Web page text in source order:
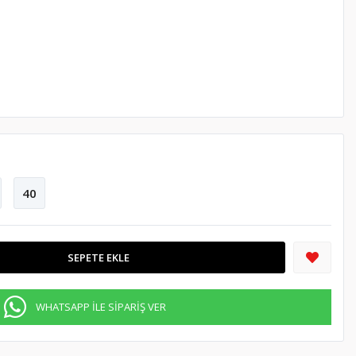
40
SEPETE EKLE
WHATSAPP İLE SİPARİŞ VER